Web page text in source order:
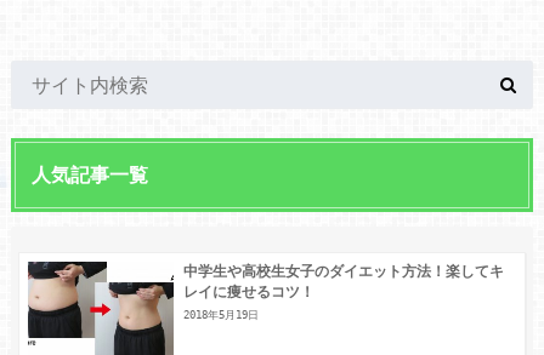
人気記事一覧
中学生や高校生女子のダイエット方法！楽してキ
レイに痩せるコツ！
2018年5月19日